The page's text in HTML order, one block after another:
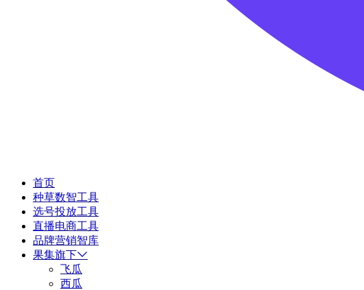
首页
种草数智工具
选号投放工具
直播电商工具
品牌营销智库
果集旗下
飞瓜
西瓜